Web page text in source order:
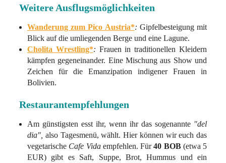
Weitere Ausflugsmöglichkeiten
Wanderung zum Pico Austria*: Gipfelbesteigung mit
Blick auf die umliegenden Berge und eine Lagune.
Cholita Wrestling*: Frauen in traditionellen Kleidern
kämpfen gegeneinander. Eine Mischung aus Show und
Zeichen für die Emanzipation indigener Frauen in
Bolivien.
Restaurantempfehlungen
Am günstigsten esst ihr, wenn ihr das sogenannte "del
dia", also Tagesmenü, wählt. Hier können wir euch das
vegetarische Cafe Vidaempfehlen. Für40 BOB(etwa 5
EUR) gibt es Saft, Suppe, Brot, Hummus und ein